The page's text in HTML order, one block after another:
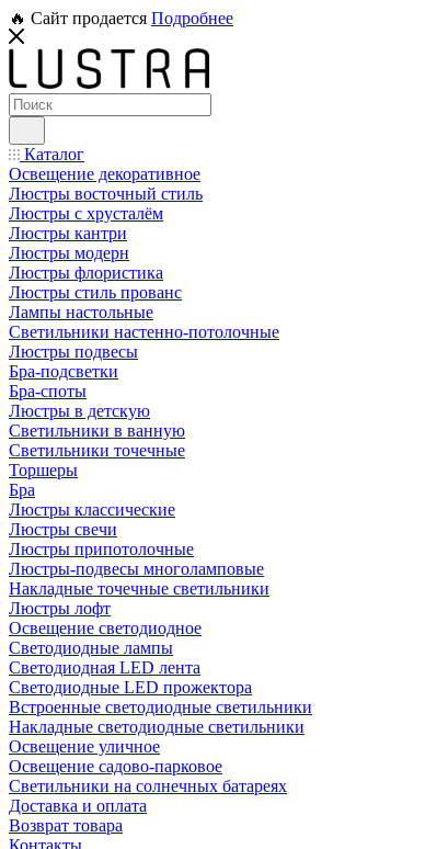
🔥 Сайт продается Подробнее
Каталог
Освещение декоративное
Люстры восточный стиль
Люстры с хрусталём
Люстры кантри
Люстры модерн
Люстры флористика
Люстры стиль прованс
Лампы настольные
Светильники настенно-потолочные
Люстры подвесы
Бра-подсветки
Бра-споты
Люстры в детскую
Светильники в ванную
Светильники точечные
Торшеры
Бра
Люстры классические
Люстры свечи
Люстры припотолочные
Люстры-подвесы многоламповые
Накладные точечные светильники
Люстры лофт
Освещение светодиодное
Светодиодные лампы
Светодиодная LED лента
Светодиодные LED прожектора
Встроенные светодиодные светильники
Накладные светодиодные светильники
Освещение уличное
Освещение садово-парковое
Светильники на солнечных батареях
Доставка и оплата
Возврат товара
Контакты